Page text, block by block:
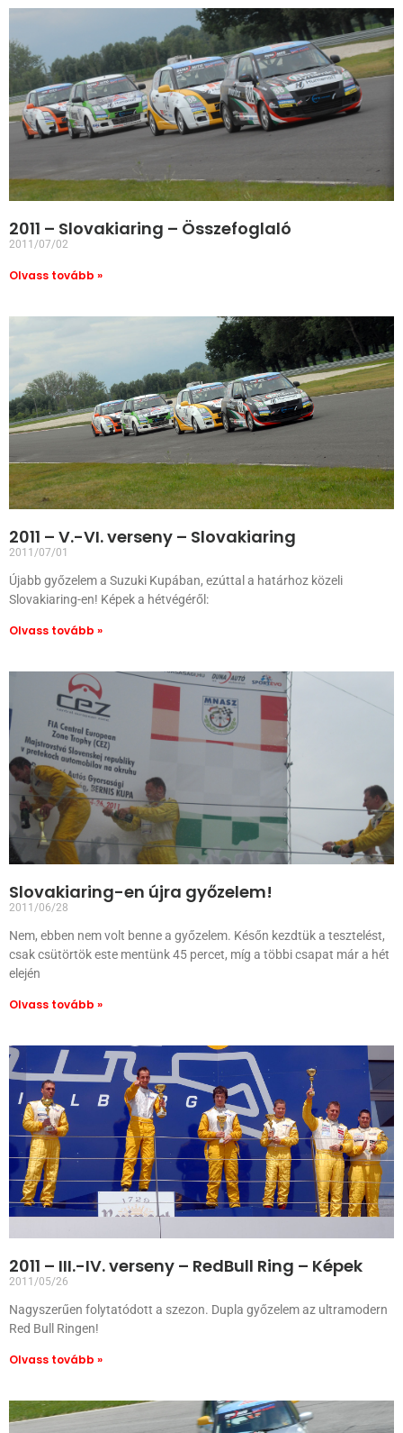
2011 – Slovakiaring – Összefoglaló
2011/07/02
Olvass tovább »
2011 – V.-VI. verseny – Slovakiaring
2011/07/01
Újabb győzelem a Suzuki Kupában, ezúttal a határhoz közeli
Slovakiaring-en! Képek a hétvégéről:
Olvass tovább »
Slovakiaring-en újra győzelem!
2011/06/28
Nem, ebben nem volt benne a győzelem. Későn kezdtük a tesztelést,
csak csütörtök este mentünk 45 percet, míg a többi csapat már a hét
elején
Olvass tovább »
2011 – III.-IV. verseny – RedBull Ring – Képek
2011/05/26
Nagyszerűen folytatódott a szezon. Dupla győzelem az ultramodern
Red Bull Ringen!
Olvass tovább »